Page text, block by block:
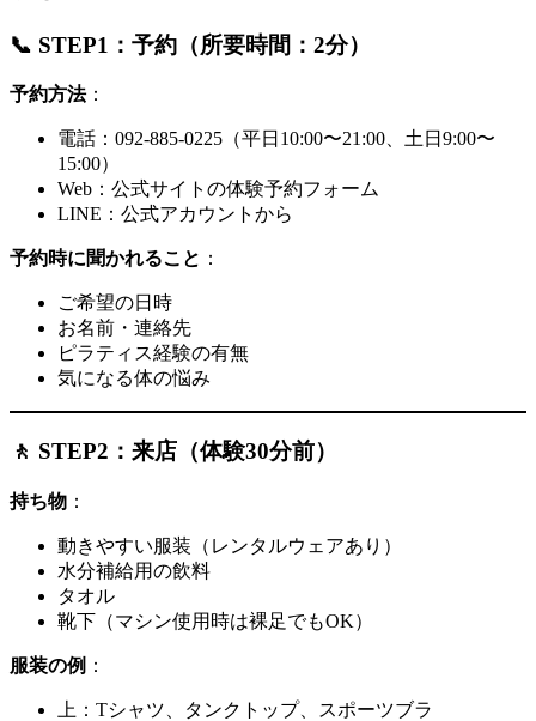
📞 STEP1：予約（所要時間：2分）
予約方法：
電話：092-885-0225（平日10:00〜21:00、土日9:00〜
15:00）
Web：公式サイトの体験予約フォーム
LINE：公式アカウントから
予約時に聞かれること ：
ご希望の日時
お名前・連絡先
ピラティス経験の有無
気になる体の悩み
🚶 STEP2：来店（体験30分前）
持ち物 ：
動きやすい服装（レンタルウェアあり）
水分補給用の飲料
タオル
靴下（マシン使用時は裸足でもOK）
服装の例 ：
上：Tシャツ、タンクトップ、スポーツブラ